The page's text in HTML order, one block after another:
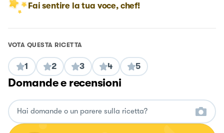
Fai sentire la tua voce, chef!
VOTA QUESTA RICETTA
1 2 3 4 5
Domande e recensioni